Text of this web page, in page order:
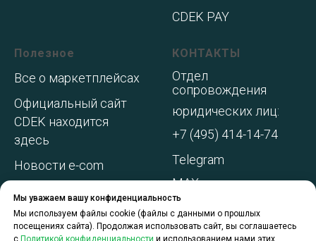
Мы уважаем вашу конфиденциальность
Мы используем файлы cookie (файлы с данными о прошлых
посещениях сайта). Продолжая использовать сайт, вы соглашаетесь
CDEK PAY
Полезное
Все о маркетплейсах
Официальный сайт
CDEK находится
здесь
Новости e-com
Акции и
спецпредложения
КОНТАКТЫ
Отдел
сопровождения
юридических лиц:
+7 (495) 414-14-74
Telegram
MAX